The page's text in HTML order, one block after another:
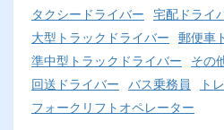
タクシードライバー 宅配ドライ
大型トラックドライバー 郵便車
準中型トラックドライバー
その
回送ドライバー バス乗務員
ト
フォークリフトオペレーター